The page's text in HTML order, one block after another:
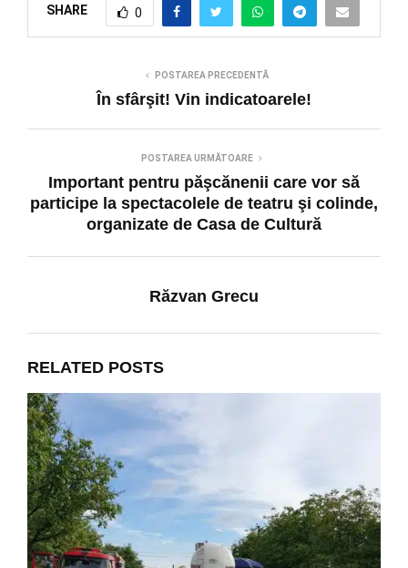
SHARE 0
POSTAREA PRECEDENTĂ
În sfârşit! Vin indicatoarele!
POSTAREA URMĂTOARE
Important pentru păşcănenii care vor să
participe la spectacolele de teatru şi colinde,
organizate de Casa de Cultură
Răzvan Grecu
RELATED POSTS